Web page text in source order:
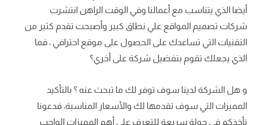
أيضا الذي يتناسب مع أعمالنا وفي الوقت الراهن انتشرت
شركات تصميم المواقع علي نطاق كبير وأصبحت تقدم كثير من
التقنيات التي تساعدك على الحصول على موقع احترافي ، فما
الذي يجعلك تقوم بتفضيل شركة على أخري؟
و هل الشركة لدينا سوف توفر لك ما تبحث عنه ؟ بالتأكيد
المميزات التي سوف تقدمها لك والأسعار المناسبة، فدعونا
نأخذكم في جولة سريعة للتعرف على أهم المميزات الواجب